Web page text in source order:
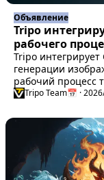
Объявление
Tripo
рабочего
Tripo интегрирует
генерации
рабочий процесс
превращения
Tripo Team📅 ·